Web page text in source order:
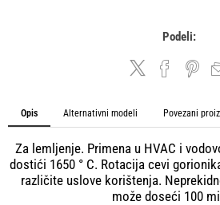
Podeli:
Opis Alternativni modeli Povezani
Za lemljenje. Primena u HVAC i
dostići 1650 ° C. Rotacija cevi
različite uslove korištenja.
može doseći 100